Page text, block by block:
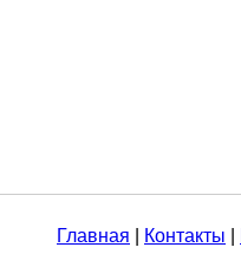
Главная Контакты